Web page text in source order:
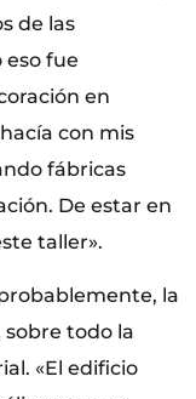
de las
eso fue
en
con mis
fábricas
De estar en
taller».
la
todo la
«El edificio